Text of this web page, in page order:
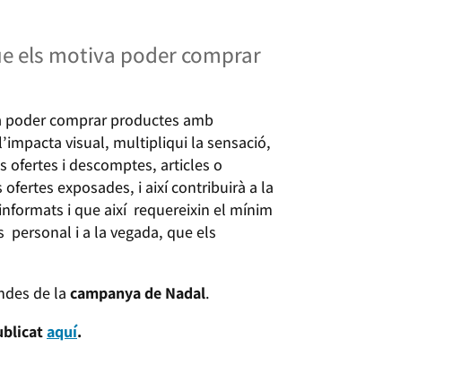
els motiva poder comprar
comprar productes amb
visual, multipliqui la sensació,
ofertes i descomptes, articles o
exposades, i així contribuirà a la
i que així requereixin el mínim
personal i a la vegada, que els
de la campanya de Nadal.
aquí.